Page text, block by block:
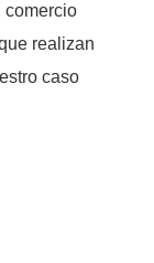
comercio
realizan
caso